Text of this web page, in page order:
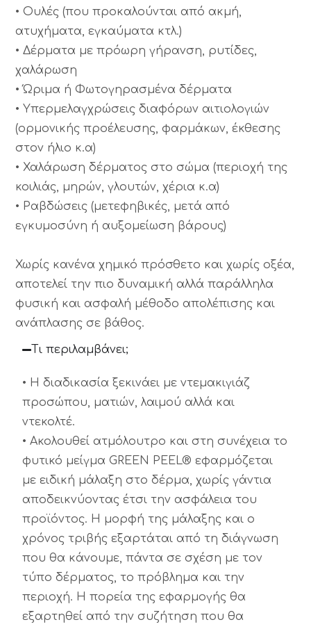
• Ουλές (που προκαλούνται από ακμή,
ατυχήματα, εγκαύματα κτλ.)
• Δέρματα με πρόωρη γήρανση, ρυτίδες,
χαλάρωση
• Ώριμα ή Φωτογηρασμένα δέρματα
• Υπερμελαγχρώσεις διαφόρων αιτιολογιών
(ορμονικής προέλευσης, φαρμάκων, έκθεσης
στον ήλιο κ.α)
• Χαλάρωση δέρματος στο σώμα (περιοχή της
κοιλιάς, μηρών, γλουτών, χέρια κ.α)
• Ραβδώσεις (μετεφηβικές, μετά από
εγκυμοσύνη ή αυξομείωση βάρους)
Χωρίς κανένα χημικό πρόσθετο και χωρίς οξέα,
αποτελεί την πιο δυναμική αλλά παράλληλα
φυσική και ασφαλή μέθοδο απολέπισης και
ανάπλασης σε βάθος.
Tι περιλαμβάνει;
• Η διαδικασία ξεκινάει με ντεμακιγιάζ
προσώπου, ματιών, λαιμού αλλά και
ντεκολτέ.
• Ακολουθεί ατμόλουτρο και στη συνέχεια το
φυτικό μείγμα GREEN PEEL® εφαρμόζεται
με ειδική μάλαξη στο δέρμα, χωρίς γάντια
αποδεικνύοντας έτσι την ασφάλεια του
προϊόντος. Η μορφή της μάλαξης και ο
χρόνος τριβής εξαρτάται από τη διάγνωση
που θα κάνουμε, πάντα σε σχέση με τον
τύπο δέρματος, το πρόβλημα και την
περιοχή. Η πορεία της εφαρμογής θα
εξαρτηθεί από την συζήτηση που θα